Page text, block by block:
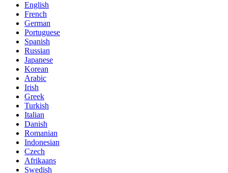
English
French
German
Portuguese
Spanish
Russian
Japanese
Korean
Arabic
Irish
Greek
Turkish
Italian
Danish
Romanian
Indonesian
Czech
Afrikaans
Swedish